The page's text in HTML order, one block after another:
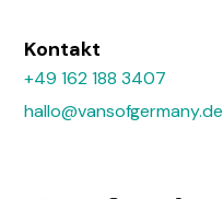
Kontakt
+49 162 188 3407
hallo@vansofgermany.de